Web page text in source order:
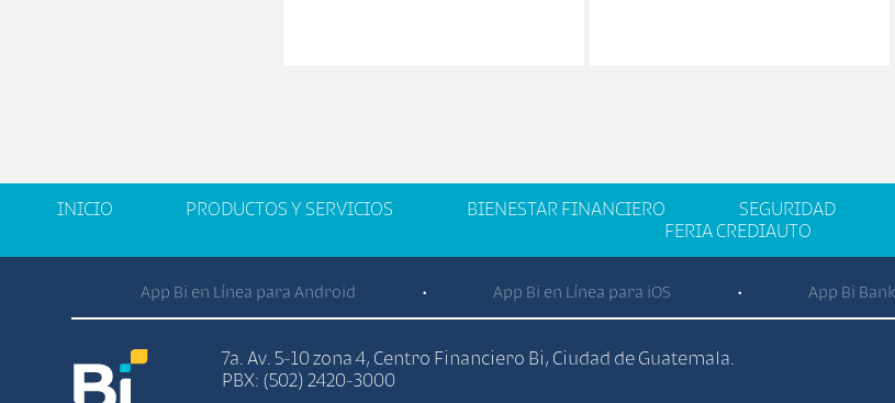
INICIO PRODUCTOS Y SERVICIOS BIENESTAR FINANCIERO SEGURIDAD
FERIA CREDIAUTO
App Bi en Línea para Android • App Bi en Línea para iOS • App Bi
7a. Av. 5-10 zona 4, Centro Financiero Bi, Ciudad de Guatemala.
PBX: (502) 2420-3000